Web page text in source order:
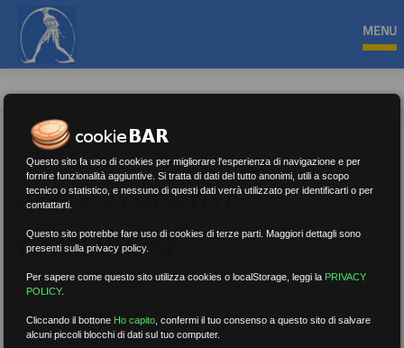
MENU
RECLUTAMENTO E
FORMAZIONE
Nessun risultato.Rimuovi filtri
Questo sito fa uso di cookies per migliorare l'esperienza di navigazione e per
fornire funzionalità aggiuntive. Si tratta di dati del tutto anonimi, utili a scopo
tecnico o statistico, e nessuno di questi dati verrà utilizzato per identificarti o per
contattarti.
Questo sito potrebbe fare uso di cookies di terze parti. Maggiori dettagli sono
presenti sulla privacy policy.
Per sapere come questo sito utilizza cookies o localStorage, leggi la PRIVACY
POLICY.
Cliccando il bottone Ho capito ,confermi il tuo consenso a questo sito di salvare
alcuni piccoli blocchi di dati sul tuo computer.